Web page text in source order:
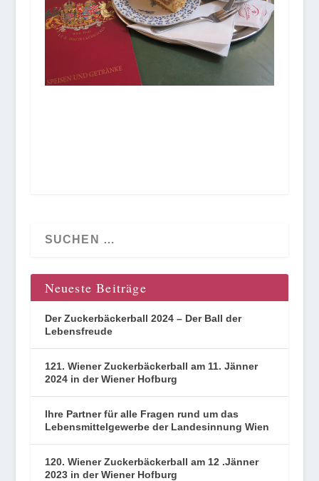
Neueste Beiträge
Der Zuckerbäckerball 2024 – Der Ball der
Lebensfreude
121. Wiener Zuckerbäckerball am 11. Jänner
2024 in der Wiener Hofburg
Ihre Partner für alle Fragen rund um das
Lebensmittelgewerbe der Landesinnung Wien
120. Wiener Zuckerbäckerball am 12 .Jänner
2023 in der Wiener Hofburg